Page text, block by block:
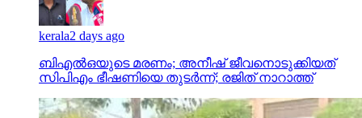
kerala2 days ago
ബിഎല്‍ഒയുടെ മരണം; അനീഷ് ജീവനൊടുക്കിയത്
സിപിഎം ഭീഷണിയെ തുടര്‍ന്ന്; രജിത് നാറാത്ത്